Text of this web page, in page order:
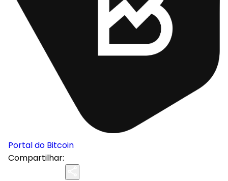
Portal do Bitcoin
Compartilhar: